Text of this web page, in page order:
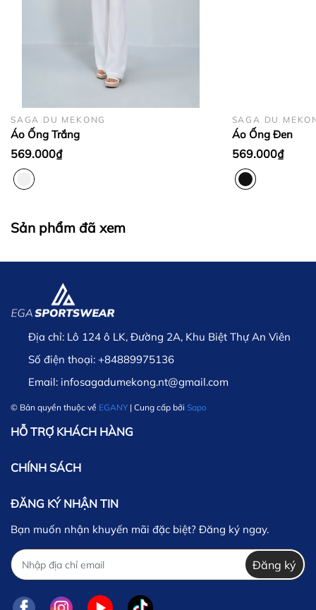
Đơn hàng ở các tỉnh thành khác:
Phí ship cố định là 30,000đ áp dụng cho mọi khu
SAGA DU MEKONG
Áo Ống Trắng
569.000₫
SAGA DU
Áo Ống Đen
569.000₫
Sản phẩm đã xem
Địa chỉ: Lô 124 ô LK, Đường 2A, Khu Biệt Thự An Viên
Số điện thoại: +84889975136
Email: infosagadumekong.nt@gmail.com
© Bản quyền thuộc về EGANY | Cung cấp bởi Sapo
HỖ TRỢ KHÁCH HÀNG
CHÍNH SÁCH
ĐĂNG KÝ NHẬN TIN
Bạn muốn nhận khuyến mãi đặc biệt? Đăng ký ngay.
Đăng ký